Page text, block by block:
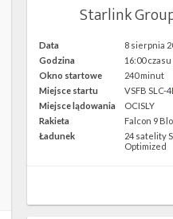
Starlink
Data
8 sierpnia
Godzina
16:00
Okno startowe
240 minut
Miejsce startu
VSFB SLC-
Miejsce lądowania
OCISLY
Rakieta
Falcon 9
Ładunek
24 satelity
Optimized